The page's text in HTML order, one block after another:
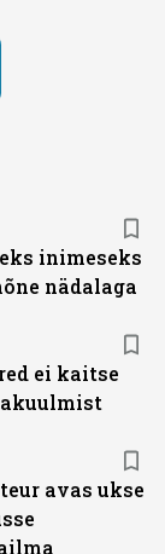
inimeseks
nädalaga
ei kaitse
avas ukse